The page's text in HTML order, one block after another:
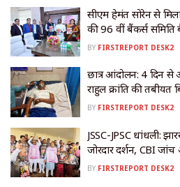
सीएम हेमंत सोरेन से मिला
की 96 वीं बैंकर्स समिति
BY FIRSTREPORT DESK2
छात्र आंदोलन: 4 दिन
राहुल क्रांति की तबीयत
BY FIRSTREPORT DESK2
JSSC-JPSC धांधली:
जोरदार प्रदर्शन, CBI
BY FIRSTREPORT DESK2